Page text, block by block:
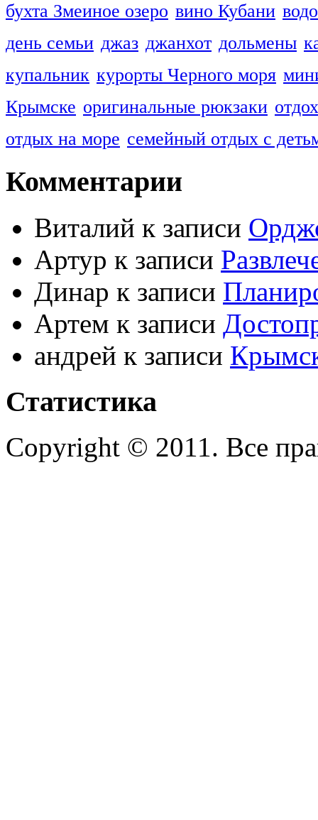
бухта Змеиное озеро вино Кубани
день семьи джаз джанхот дольмены
купальник курорты Черного моря
Крымске оригинальные рюкзаки
отдых на море семейный отдых с
Комментарии
Виталий к записи
Артур к записи
Динар к записи
Артем к записи
андрей к записи
Статистика
Copyright © 2011. Все